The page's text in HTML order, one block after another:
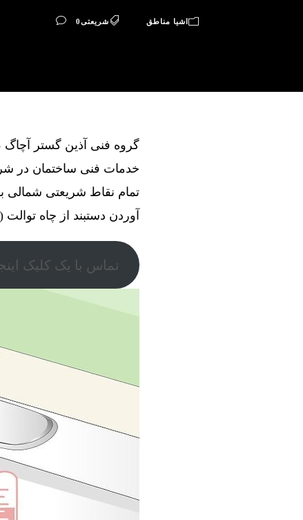
اشیا مناطق شریعتی0
خدمات فنی ساختمان در
تمام نقاط شریعتی شمالی
آوردن دستبند از چاه
تماس با یک کلیک